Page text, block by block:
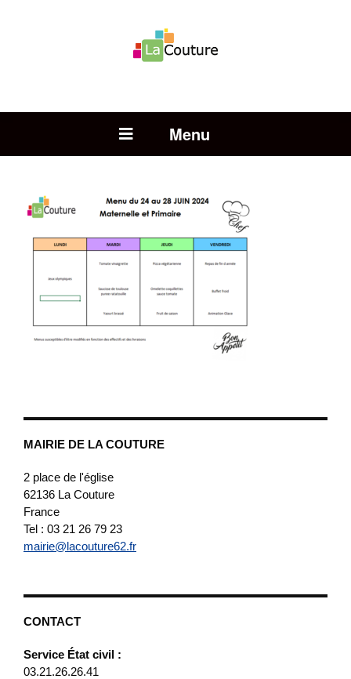
Open Menu
MAIRIE DE LA COUTURE
2 place de l'église
62136 La Couture
France
Tel : 03 21 26 79 23
mairie@lacouture62.fr
CONTACT
Service État civil :
03.21.26.26.41